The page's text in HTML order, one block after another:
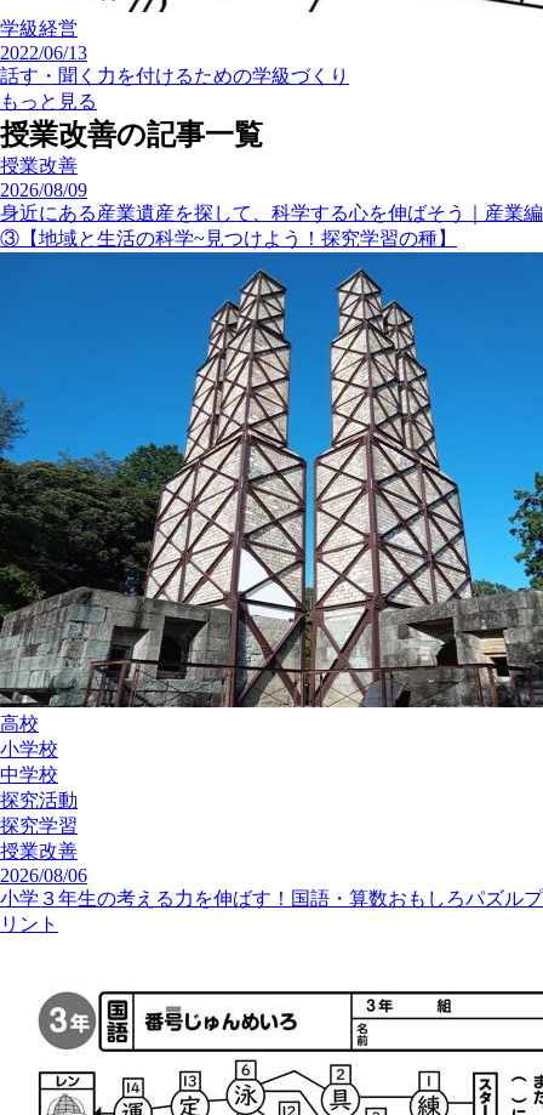
学級経営
2022/06/13
話す・聞く力を付けるための学級づくり
もっと見る
授業改善の記事一覧
授業改善
2026/08/09
身近にある産業遺産を探して、科学する心を伸ばそう｜産業編
③【地域と生活の科学~見つけよう！探究学習の種】
高校
小学校
中学校
探究活動
探究学習
授業改善
2026/08/06
小学３年生の考える力を伸ばす！国語・算数おもしろパズルプ
リント